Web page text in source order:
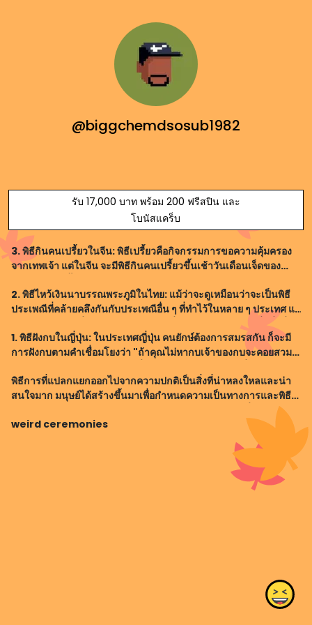
@biggchemdsosub1982
รับ 17,000 บาท พร้อม 200 ฟรีสปิน และ
โบนัสแคร็บ
3. พิธีกินคนเปรี้ยวในจีน: พิธีเปรี้ยวคือกิจกรรมการขอความคุ้มครอง
จากเทพเจ้า แต่ในจีน จะมีพิธีกินคนเปรี้ยวขึ้นเช้าวันเดือนเจ็ดของ
อันตรายต่าง ๆ แ
2. พิธีไหว้เงินนาบรรณพระภูมิในไทย: แม้ว่าจะดูเหมือนว่าจะเป็นพิธี
ประเพณีที่คล้ายคลึงกันกับประเพณีอื่น ๆ ที่ทำไว้ในหลาย ๆ ประเทศ แต่
เราเป็นผู้ตามหาสิ่งใหม่ ๆ หรือกิจกรรมที่น่าสนใจ โดยสถานที่หนึ่งที่น่า
ส
1. พิธีฝังกบในญี่ปุ่น: ในประเทศญี่ปุ่น คนยักษ์ต้องการสมรสกัน ก็จะมี
การฝังกบตามคำเชื่อมโยงว่า "ถ้าคุณไม่หากบเจ้าของกบจะคอยสวม
ความเชื่อว่า
พิธีการที่แปลกแยกออกไปจากความปกติเป็นสิ่งที่น่าหลงใหลและน่า
สนใจมาก มนุษย์ได้สร้างขึ้นมาเพื่อกำหนดความเป็นทางการและพิธี
ศาสนาหรือที่เกี่ยวข้องกับ
weird ceremonies